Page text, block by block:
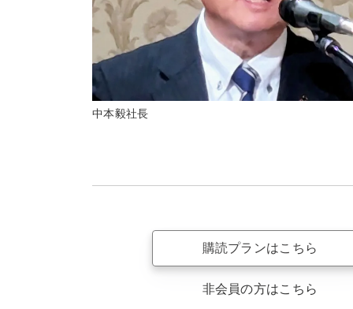
中本毅社長
購読プランはこちら
非会員の方はこちら